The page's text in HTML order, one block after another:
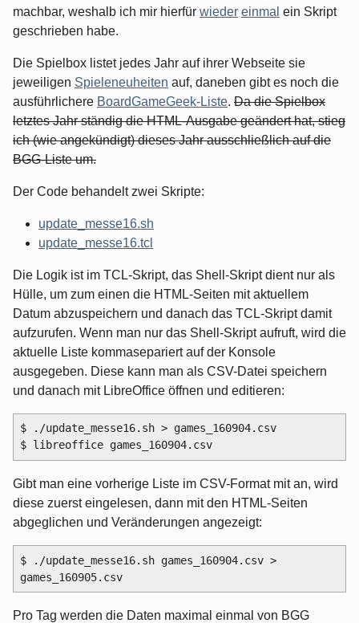
machbar, weshalb ich mir hierfür wieder einmal ein Skript
geschrieben habe.
Die Spielbox listet jedes Jahr auf ihrer Webseite sie
jeweiligen Spieleneuheiten auf, daneben gibt es noch die
ausführlichere BoardGameGeek-Liste. Da die Spielbox
letztes Jahr ständig die HTML-Ausgabe geändert hat, stieg
ich (wie angekündigt) dieses Jahr ausschließlich auf die
BGG-Liste um.
Der Code behandelt zwei Skripte:
update_messe16.sh
update_messe16.tcl
Die Logik ist im TCL-Skript, das Shell-Skript dient nur als
Hülle, um zum einen die HTML-Seiten mit aktuellem
Datum abzuspeichern und danach das TCL-Skript damit
aufzurufen. Wenn man nur das Shell-Skript aufruft, wird die
aktuelle Liste kommasepariert auf der Konsole
ausgegeben. Diese kann man als CSV-Datei speichern
und danach mit LibreOffice öffnen und editieren:
$ ./update_messe16.sh > games_160904.csv
$ libreoffice games_160904.csv
Gibt man eine vorherige Liste im CSV-Format mit an, wird
diese zuerst eingelesen, dann mit den HTML-Seiten
abgeglichen und Veränderungen angezeigt:
$ ./update_messe16.sh games_160904.csv >
games_160905.csv
Pro Tag werden die Daten maximal einmal von BGG